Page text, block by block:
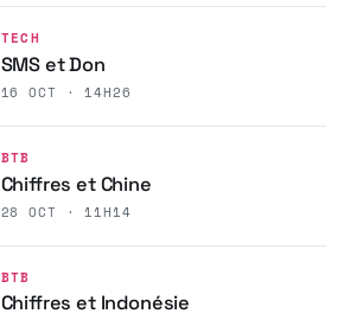
TECH
SMS et Don
16 OCT · 14H26
BTB
Chiffres et Chine
28 OCT · 11H14
BTB
Chiffres et Indonésie